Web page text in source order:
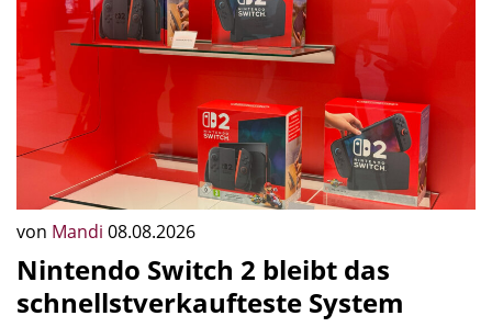
von Mandi 08.08.2026
Nintendo Switch 2 bleibt das
schnellstverkaufteste System